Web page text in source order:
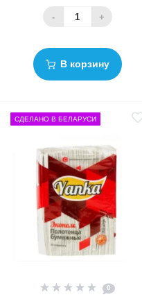
- +
В корзину
СДЕЛАНО В БЕЛАРУСИ
0